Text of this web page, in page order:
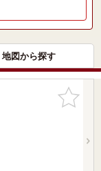
地図から探す
お気に入
りに追加